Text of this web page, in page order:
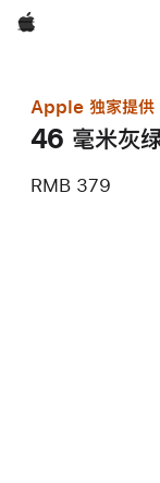
Apple
Apple 独家提供
46 毫米灰
RMB 379